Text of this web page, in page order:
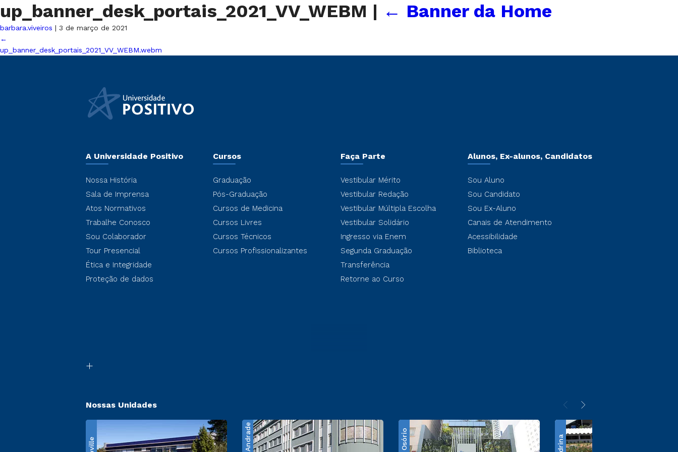
up_banner_desk_portais_2021_VV_WEBM | ← Banner da Home
barbara.viveiros | 3 de março de 2021
←
up_banner_desk_portais_2021_VV_WEBM.webm
A Universidade Positivo
Nossa História
Sala de Imprensa
Atos Normativos
Trabalhe Conosco
Sou Colaborador
Tour Presencial
Ética e Integridade
Proteção de dados
Cursos
Graduação
Pós-Graduação
Cursos de Medicina
Cursos Livres
Cursos Técnicos
Cursos Profissionalizantes
Faça Parte
Vestibular Mérito
Vestibular Redação
Vestibular Múltipla Escolha
Vestibular Solidário
Ingresso via Enem
Segunda Graduação
Transferência
Retorne ao Curso
Alunos, Ex-alunos, Candidatos
Sou Aluno
Sou Candidato
Sou Ex-Aluno
Canais de Atendimento
Acessibilidade
Biblioteca
Nossas Unidades